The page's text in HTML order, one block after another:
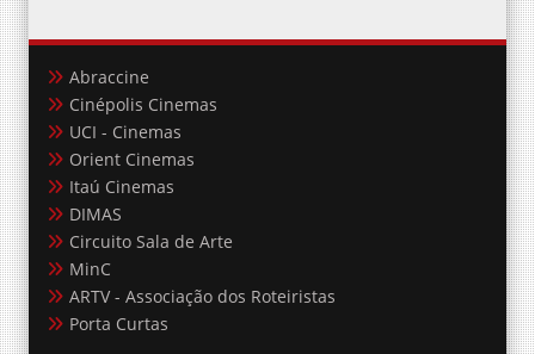
Abraccine
Cinépolis Cinemas
UCI - Cinemas
Orient Cinemas
Itaú Cinemas
DIMAS
Circuito Sala de Arte
MinC
ARTV - Associação dos Roteiristas
Porta Curtas